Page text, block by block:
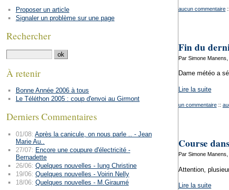
aucun commentaire ::
Fin du
Par Simone
Dame météo a
Lire la suite
un commentaire ::
Course
Par Simone
Attention,
Lire la suite
Proposer un article
Signaler un problème sur une page
Rechercher
À retenir
Bonne Année 2006 à tous
Le Téléthon 2005 : coup d'envoi au Girmont
Derniers Commentaires
01/08: Après la canicule, on nous parle .. - Jean
Marie Au..
27/07: Encore une coupure d'électricité -
Bernadette
26/06: Quelques nouvelles - Iung Christine
19/06: Quelques nouvelles - Voirin Nelly
18/06: Quelques nouvelles - M.Giraumé